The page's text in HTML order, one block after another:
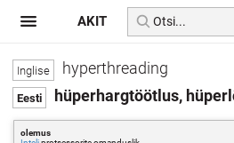
hyperthreading
hüperhargtöötlus,
olemus
AKIT